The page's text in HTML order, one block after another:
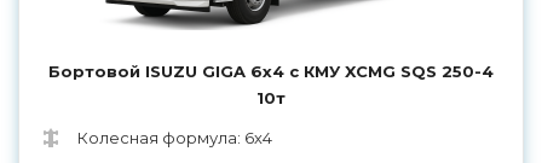
Бортовой ISUZU GIGA 6х4 с КМУ XCMG SQS 250-4
10т
Колесная формула: 6х4